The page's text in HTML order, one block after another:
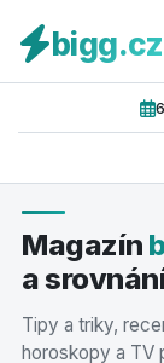
bigg.cz
Magazín
a
Tipy a triky,
horoskopy a TV
FINANCE
Prodej
2026:
statisíce